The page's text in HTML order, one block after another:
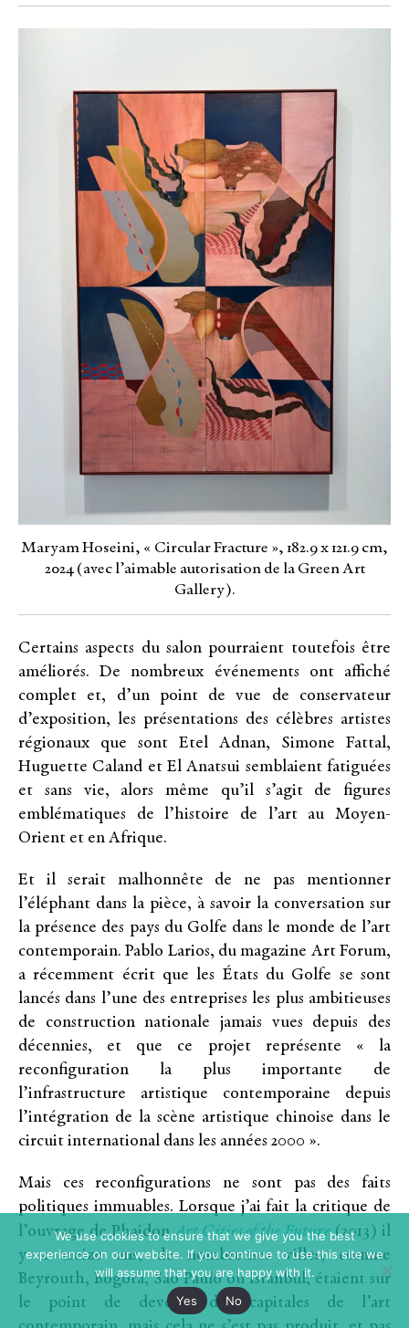
Maryam Hoseini, « Circular Fracture », 182.9 x 121.9 cm,
2024 (avec l’aimable autorisation de la Green Art
Gallery).
Certains aspects du salon pourraient toutefois être
améliorés. De nombreux événements ont affiché
complet et, d’un point de vue de conservateur
d’exposition, les présentations des célèbres artistes
régionaux que sont Etel Adnan, Simone Fattal,
Huguette Caland et El Anatsui semblaient fatiguées
et sans vie, alors même qu’il s’agit de figures
emblématiques de l’histoire de l’art au Moyen-
Orient et en Afrique.
Et il serait malhonnête de ne pas mentionner
l’éléphant dans la pièce, à savoir la conversation sur
la présence des pays du Golfe dans le monde de l’art
contemporain. Pablo Larios, du magazine Art Forum,
a récemment écrit que les États du Golfe se sont
lancés dans l’une des entreprises les plus ambitieuses
de construction nationale jamais vues depuis des
décennies, et que ce projet représente « la
reconfiguration la plus importante de
l’infrastructure artistique contemporaine depuis
l’intégration de la scène artistique chinoise dans le
circuit international dans les années 2000 ».
Mais ces reconfigurations ne sont pas des faits
politiques immuables. Lorsque j’ai fait la critique de
l’ouvrage de PhaidonArt Cities of the Future(2013) il
y a treize ans, de nombreuses villes, comme
Beyrouth, Bogota, Sao Paulo ou Istanbul, étaient sur
le point de devenir des capitales de l’art
We use cookies to ensure that we give you the best
experience on our website. If you continue to use this site we
will assume that you are happy with it.
Yes
No